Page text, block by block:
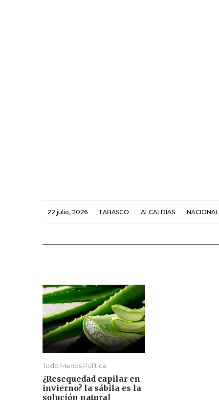
22 julio, 2026 TABASCO ALCALDÍAS NACIONAL
Todo Menos Política
¿Resequedad capilar en
invierno? la sábila es la
solución natural